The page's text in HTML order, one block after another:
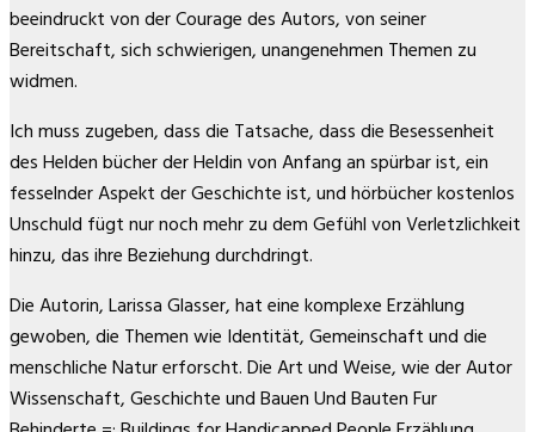
beeindruckt von der Courage des Autors, von seiner
Bereitschaft, sich schwierigen, unangenehmen Themen zu
widmen.
Ich muss zugeben, dass die Tatsache, dass die Besessenheit
des Helden bücher der Heldin von Anfang an spürbar ist, ein
fesselnder Aspekt der Geschichte ist, und hörbücher kostenlos
Unschuld fügt nur noch mehr zu dem Gefühl von Verletzlichkeit
hinzu, das ihre Beziehung durchdringt.
Die Autorin, Larissa Glasser, hat eine komplexe Erzählung
gewoben, die Themen wie Identität, Gemeinschaft und die
menschliche Natur erforscht. Die Art und Weise, wie der Autor
Wissenschaft, Geschichte und Bauen Und Bauten Fur